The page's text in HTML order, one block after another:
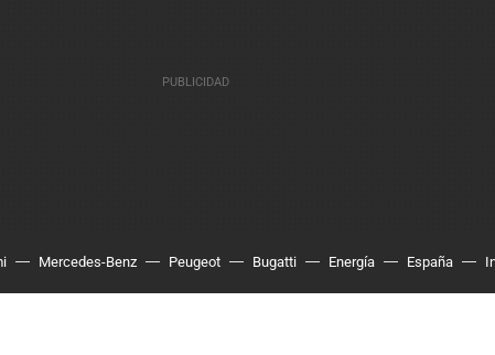
Mercedes-Benz Peugeot Bugatti Energía España